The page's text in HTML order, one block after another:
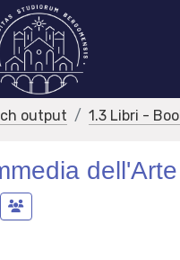
output 1.3 Libri -
dell'Arte